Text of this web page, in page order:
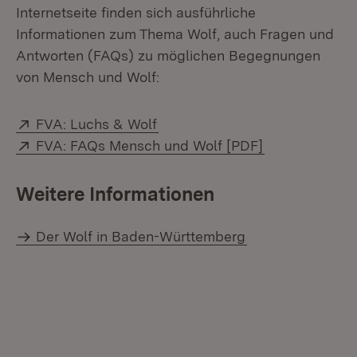
Internetseite finden sich ausführliche
Informationen zum Thema Wolf, auch Fragen und
Antworten (FAQs) zu möglichen Begegnungen
von Mensch und Wolf:
Extern:
FVA: Luchs & Wolf
Extern:
FVA: FAQs Mensch und Wolf [PDF]
Weitere Informationen
Der Wolf in Baden-Württemberg